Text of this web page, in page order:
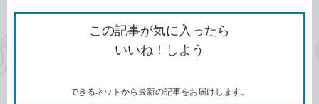
で
シ
ェ
ア
シ
ェ
ア
な
ブ
ッ
ク
ク
ク
を
コ
この記事が気に入ったら
いいね！しよう
できるネットから最新の記事をお届けします。